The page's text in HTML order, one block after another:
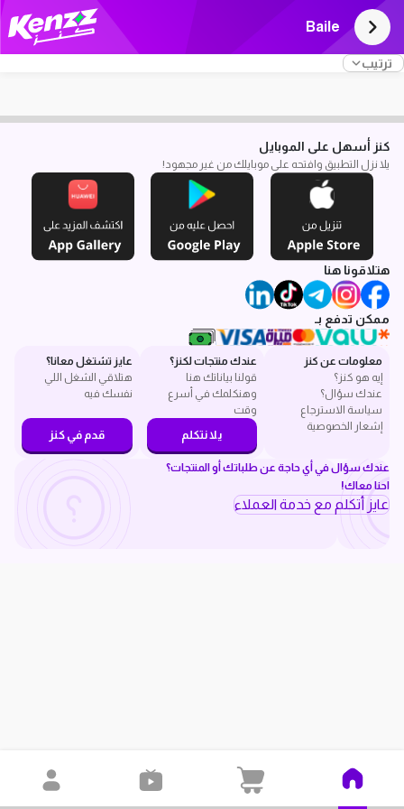
Baile
ترتيب
كنز أسهل على الموبايل
يلا نزل التطبيق وافتحه على موبايلك من غير مجهود!
هتلاقونا هنا
ممكن تدفع بـ
معلومات عن كنز
إيه هو كنز؟
عندك سؤال؟
سياسة الاسترجاع
إشعار الخصوصية
عندك منتجات لكنز؟
قولنا بياناتك هنا
وهنكلمك في أسرع
وقت
يلا نتكلم
عايز تشتغل معانا؟
هتلاقي الشغل اللي
نفسك فيه
قدم في كنز
عندك سؤال في أي حاجة عن طلباتك أو المنتجات؟
احنا معاك!
عايز أتكلم مع خدمة العملاء